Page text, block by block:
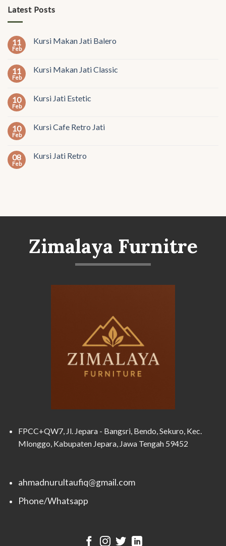
Latest Posts
11
Feb
Kursi Makan Jati Balero
11
Feb
Kursi Makan Jati Classic
10
Feb
Kursi Jati Estetic
10
Feb
Kursi Cafe Retro Jati
08
Feb
Kursi Jati Retro
Zimalaya Furnitre
FPCC+QW7, Jl. Jepara - Bangsri, Bendo, Sekuro, Kec.
Mlonggo, Kabupaten Jepara, Jawa Tengah 59452
ahmadnurultaufiq@gmail.com
Phone/Whatsapp